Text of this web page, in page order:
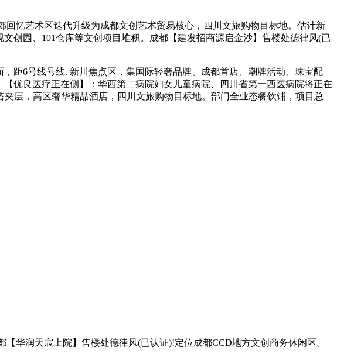
回忆艺术区迭代升级为成都文创艺术贸易核心，四川文旅购物目标地。估计新
创园、101仓库等文创项目堆积。成都【建发招商源启金沙】售楼处德律风(已
6号线号线. 新川焦点区，集国际轻奢品牌、成都首店、潮牌活动、珠宝配
优良医疗正在侧】：华西第二病院妇女儿童病院、四川省第一西医病院将正在
层，高区奢华精品酒店，四川文旅购物目标地。部门全业态餐饮铺，项目总
【华润天宸上院】售楼处德律风(已认证)!定位成都CCD地方文创商务休闲区。